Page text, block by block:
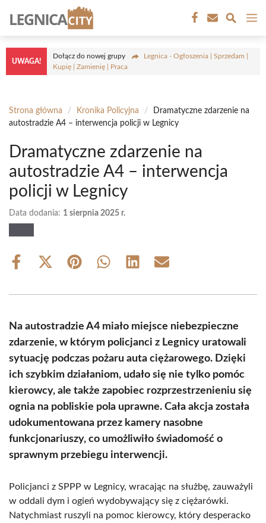
treści
UWAGA!
Dołącz do nowej grupy
Legnica - Ogłoszenia | Sprzedam |
Kupię | Zamienię | Praca
Strona główna / Kronika Policyjna /
Dramatyczne zdarzenie na
autostradzie A4 – interwencja policji w Legnicy
Dramatyczne zdarzenie na
autostradzie A4 – interwencja
policji w Legnicy
Data dodania: 1 sierpnia 2025 r.
Share
Share
(Twitter)
Share Share Share Share
Na autostradzie A4 miało miejsce niebezpieczne
zdarzenie, w którym policjanci z Legnicy uratowali
sytuację podczas pożaru auta ciężarowego. Dzięki
ich szybkim działaniom, udało się nie tylko pomóc
kierowcy, ale także zapobiec rozprzestrzenieniu się
ognia na pobliskie pola uprawne. Cała akcja została
udokumentowana przez kamery nasobne
funkcjonariuszy, co umożliwiło świadomość o
sprawnym przebiegu interwencji.
Policjanci z SPPP w Legnicy, wracając na służbę, zauważyli
w oddali dym i ogień wydobywający się z ciężarówki.
Natychmiast ruszyli na pomoc kierowcy, który desperacko